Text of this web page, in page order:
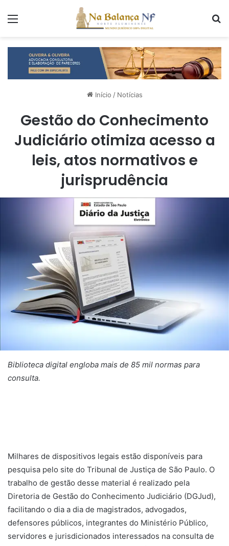
Início / Notícias
Gestão do Conhecimento
Judiciário otimiza acesso a
leis, atos normativos e
jurisprudência
Biblioteca digital engloba mais de 85 mil normas para
consulta.
Milhares de dispositivos legais estão disponíveis para
pesquisa pelo site do Tribunal de Justiça de São Paulo. O
trabalho de gestão desse material é realizado pela
Diretoria de Gestão do Conhecimento Judiciário (DGJud),
facilitando o dia a dia de magistrados, advogados,
defensores públicos, integrantes do Ministério Público,
servidores e jurisdicionados interessados na consulta de